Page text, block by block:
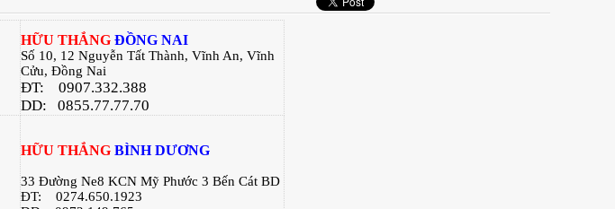
HỮU THẮNG ĐỒNG NAI
Số 10, 12 Nguyễn Tất Thành, Vĩnh An, Vĩnh
Cửu, Đồng Nai
ĐT:
0907.332.388
DD: 0855.77.77.70
HỮU THẮNG BÌNH DƯƠNG
33 Đường Ne8 KCN Mỹ Phước 3 Bến Cát BD
ĐT:
0274.650.1923